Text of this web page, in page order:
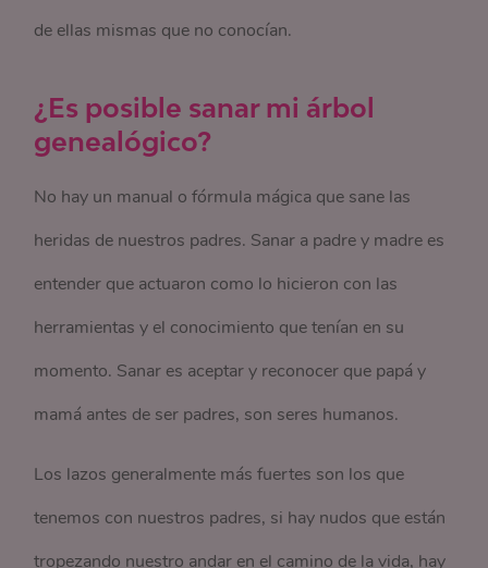
de ellas mismas que no conocían.
¿Es posible sanar mi árbol
genealógico?
No hay un manual o fórmula mágica que sane las
heridas de nuestros padres. Sanar a padre y madre es
entender que actuaron como lo hicieron con las
herramientas y el conocimiento que tenían en su
momento. Sanar es aceptar y reconocer que papá y
mamá antes de ser padres, son seres humanos.
Los lazos generalmente más fuertes son los que
tenemos con nuestros padres, si hay nudos que están
tropezando nuestro andar en el camino de la vida, hay